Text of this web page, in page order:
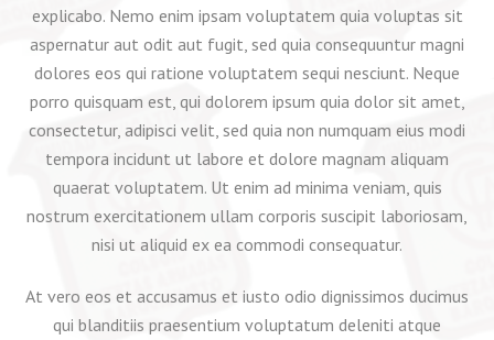
explicabo. Nemo enim ipsam voluptatem quia voluptas sit
aspernatur aut odit aut fugit, sed quia consequuntur magni
dolores eos qui ratione voluptatem sequi nesciunt. Neque
porro quisquam est, qui dolorem ipsum quia dolor sit amet,
consectetur, adipisci velit, sed quia non numquam eius modi
tempora incidunt ut labore et dolore magnam aliquam
quaerat voluptatem. Ut enim ad minima veniam, quis
nostrum exercitationem ullam corporis suscipit laboriosam,
nisi ut aliquid ex ea commodi consequatur.
At vero eos et accusamus et iusto odio dignissimos ducimus
qui blanditiis praesentium voluptatum deleniti atque